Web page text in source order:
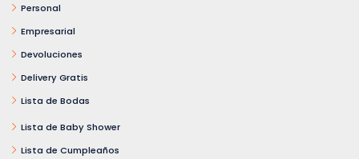
Personal
Empresarial
Devoluciones
Delivery Gratis
Lista de Bodas
Lista de Baby Shower
Lista de Cumpleaños